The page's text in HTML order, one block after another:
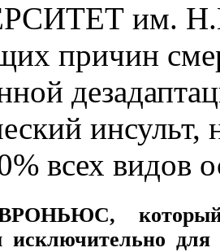
им.
причин
инсульт,
всех видов
,
исключительно для